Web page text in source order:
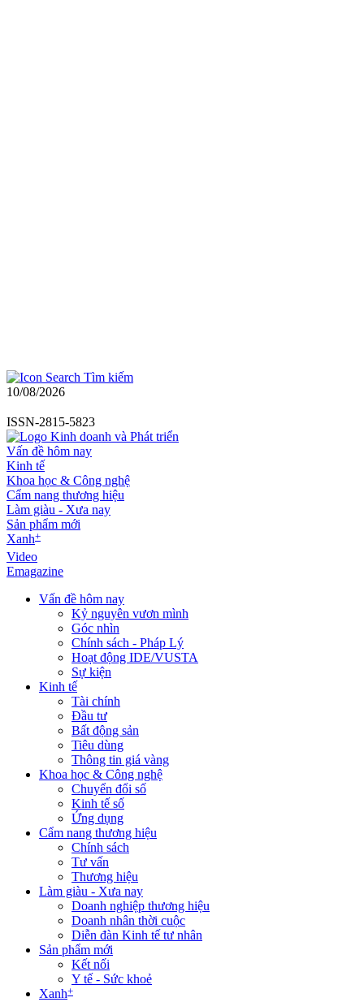
Tìm kiếm
10/08/2026
ISSN-2815-5823
Vấn đề hôm nay
Kinh tế
Khoa học & Công nghệ
Cẩm nang thương hiệu
Làm giàu - Xưa nay
Sản phẩm mới
Xanh+
Video
Emagazine
Vấn đề hôm nay
Kỷ nguyên vươn mình
Góc nhìn
Chính sách - Pháp Lý
Hoạt động IDE/VUSTA
Sự kiện
Kinh tế
Tài chính
Đầu tư
Bất động sản
Tiêu dùng
Thông tin giá vàng
Khoa học & Công nghệ
Chuyển đổi số
Kinh tế số
Ứng dụng
Cẩm nang thương hiệu
Chính sách
Tư vấn
Thương hiệu
Làm giàu - Xưa nay
Doanh nghiệp thương hiệu
Doanh nhân thời cuộc
Diễn đàn Kinh tế tư nhân
Sản phẩm mới
Kết nối
Y tế - Sức khoẻ
Xanh+